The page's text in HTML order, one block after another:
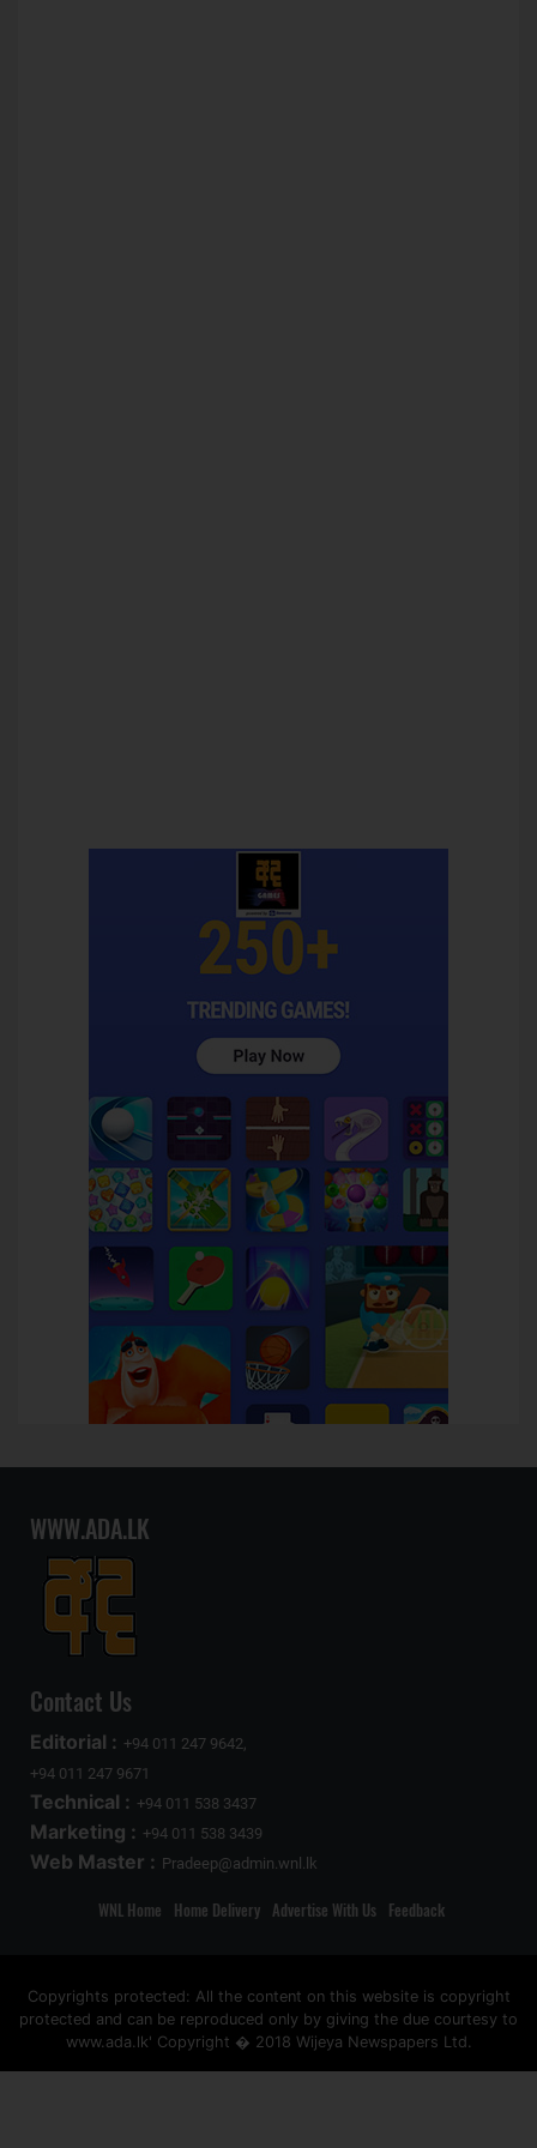
WWW.ADA.LK
Contact Us
Editorial : +94 011 247 9642,
+94 011 247 9671
Technical : +94 011 538 3437
Marketing : +94 011 538 3439
Web Master : Pradeep@admin.wnl.lk
WNL Home Home Delivery Advertise With Us Feedback
Copyrights protected: All the content on this website is copyright
protected and can be reproduced only by giving the due courtesy to
www.ada.lk' Copyright � 2018 Wijeya Newspapers Ltd.